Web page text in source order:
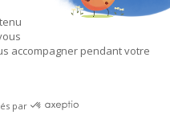
- COUHE